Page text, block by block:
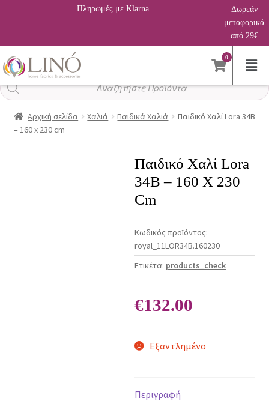
Πληρωμές με Klarna
Δωρεάν
μεταφορικά
από 29€
0
Αναζήτηση
προϊόντων
Αρχική σελίδα Χαλιά Παιδικά Χαλιά
Παιδικό Χαλί Lora 34B
– 160 x 230 cm
Παιδικό Χαλί Lora
34B – 160 X 230
Cm
Κωδικός προϊόντος:
royal_11LOR34B.160230
Ετικέτα: products_check
€132.00
Εξαντλημένο
Περιγραφή